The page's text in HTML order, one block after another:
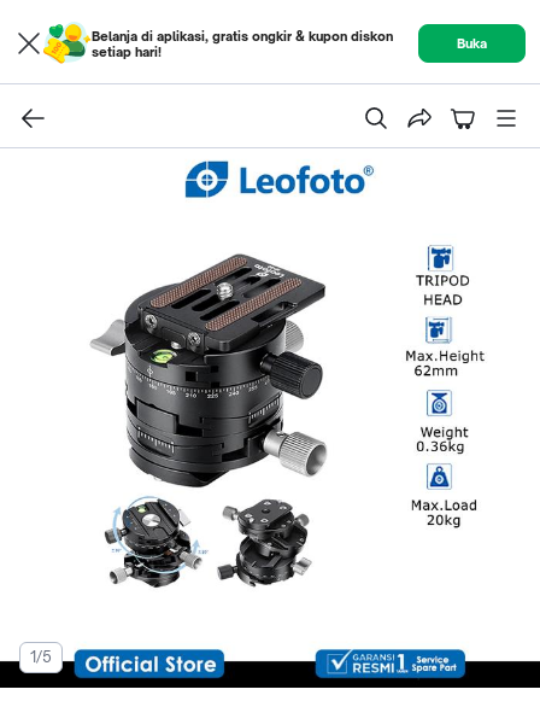
Belanja di aplikasi, gratis ongkir & kupon diskon
setiap hari!
Buka
1/5